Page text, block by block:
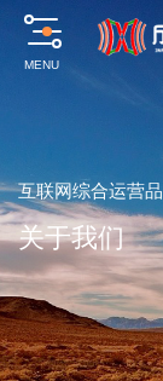
MENU
互联网综合运营品
关于我们